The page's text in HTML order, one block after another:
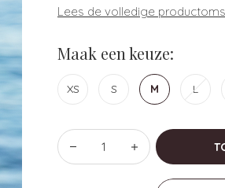
Lees de volledige
Maak een keuze:
XS S M L